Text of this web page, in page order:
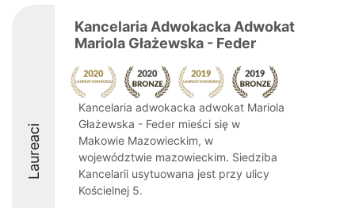
Laureaci
Kancelaria Adwokacka Adwokat
Mariola Głażewska - Feder
Kancelaria adwokacka adwokat Mariola
Głażewska - Feder mieści się w
Makowie Mazowieckim, w
województwie mazowieckim. Siedziba
Kancelarii usytuowana jest przy ulicy
Kościelnej 5.